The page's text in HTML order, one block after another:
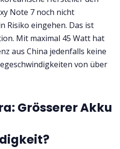
Note 7 noch nicht
Risiko eingehen. Das ist
Mit maximal 45 Watt hat
aus China jedenfalls keine
von über
Grösserer Akku